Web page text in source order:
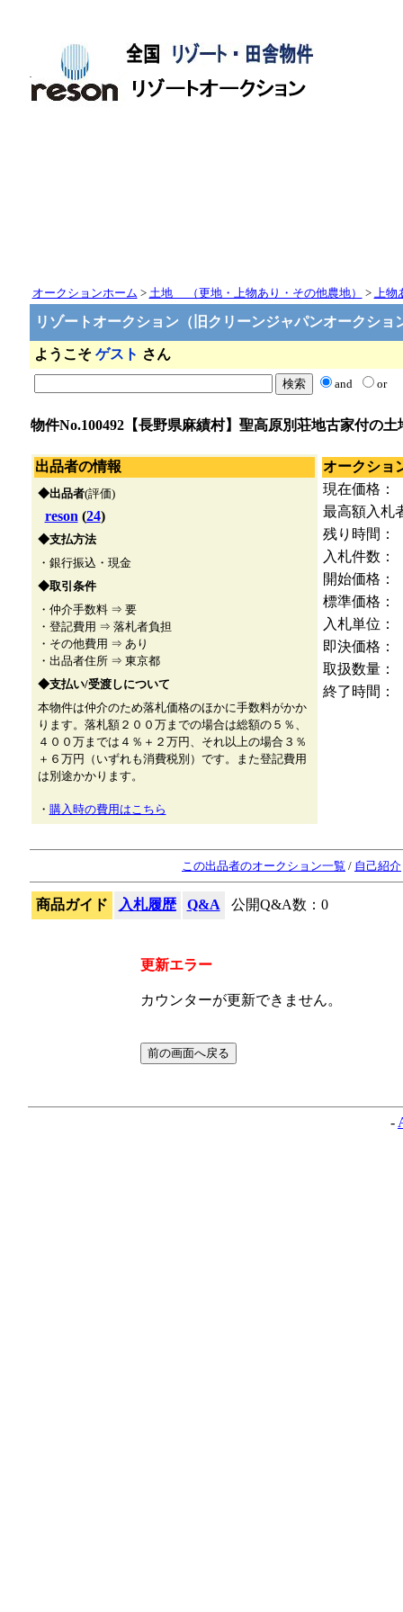
オークションホーム > 土地 （更地・上物あり・その他農地） > 上物
リゾートオークション（旧クリーンジャパンオークショ
ようこそ ゲスト さん
and or
物件No.100492【長野県麻績村】聖高原別荘地古家付の土
出品者の情報
◆出品者(評価)
reson (24)
◆支払方法
・銀行振込・現金
◆取引条件
・仲介手数料 ⇒ 要
・登記費用 ⇒ 落札者負担
・その他費用 ⇒ あり
・出品者住所 ⇒ 東京都
◆支払い/受渡しについて
本物件は仲介のため落札価格のほかに手数料がかか
ります。落札額２００万までの場合は総額の５％、
４００万までは４％＋２万円、それ以上の場合３％
＋６万円（いずれも消費税別）です。また登記費用
は別途かかります。
・ 購入時の費用はこちら
オークショ
現在価格：
最高額入札
残り時間：
入札件数：
開始価格：
標準価格：
入札単位：
即決価格：
取扱数量：
終了時間：
この出品者のオークション一覧 / 自己紹介
商品ガイド 入札履歴 Q&A 公開Q&A数：0
更新エラー
カウンターが更新できません。
-